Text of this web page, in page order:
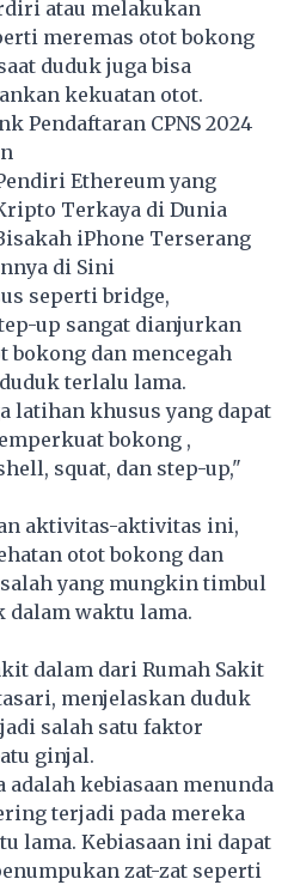
atau melakukan
meremas otot bokong
duduk juga bisa
kekuatan otot.
Pendaftaran CPNS 2024
Ethereum yang
Terkaya di Dunia
iPhone Terserang
di Sini
seperti bridge,
up sangat dianjurkan
dan mencegah
terlalu lama.
latihan khusus yang dapat
bokong ,
squat, dan step-up,"
aktivitas-aktivitas ini,
otot bokong dan
yang mungkin timbul
dalam waktu lama.
dalam dari Rumah Sakit
menjelaskan duduk
salah satu faktor
ginjal.
adalah kebiasaan menunda
terjadi pada mereka
lama. Kebiasaan ini dapat
zat-zat seperti